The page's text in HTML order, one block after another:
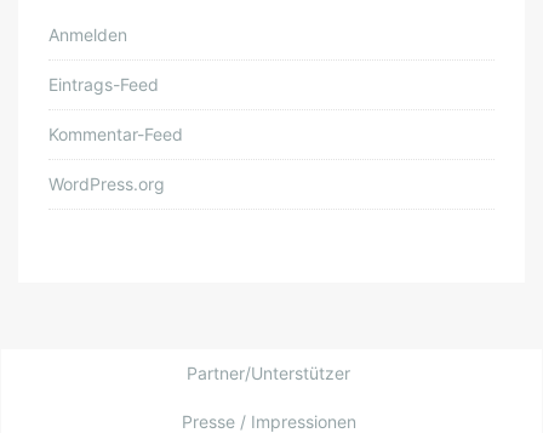
Anmelden
Eintrags-Feed
Kommentar-Feed
WordPress.org
Partner/Unterstützer
Presse / Impressionen